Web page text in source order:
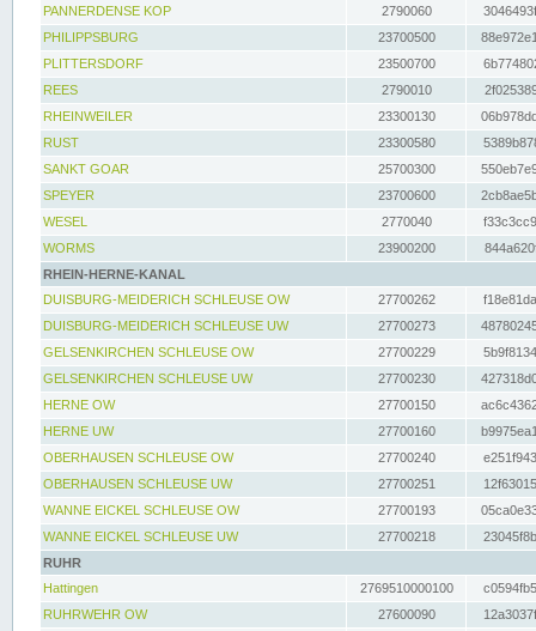
PANNERDENSE KOP
2790060
PHILIPPSBURG
23700500
PLITTERSDORF
23500700
REES
2790010
RHEINWEILER
23300130
RUST
23300580
SANKT GOAR
25700300
SPEYER
23700600
WESEL
2770040
WORMS
23900200
RHEIN-HERNE-KANAL
DUISBURG-MEIDERICH SCHLEUSE OW
27700262
DUISBURG-MEIDERICH SCHLEUSE UW
27700273
GELSENKIRCHEN SCHLEUSE OW
27700229
GELSENKIRCHEN SCHLEUSE UW
27700230
HERNE OW
27700150
HERNE UW
27700160
OBERHAUSEN SCHLEUSE OW
27700240
OBERHAUSEN SCHLEUSE UW
27700251
WANNE EICKEL SCHLEUSE OW
27700193
WANNE EICKEL SCHLEUSE UW
27700218
RUHR
Hattingen
2769510000100
RUHRWEHR OW
27600090